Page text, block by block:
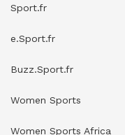
Sport.fr
e.Sport.fr
Buzz.Sport.fr
Women Sports
Women Sports Africa